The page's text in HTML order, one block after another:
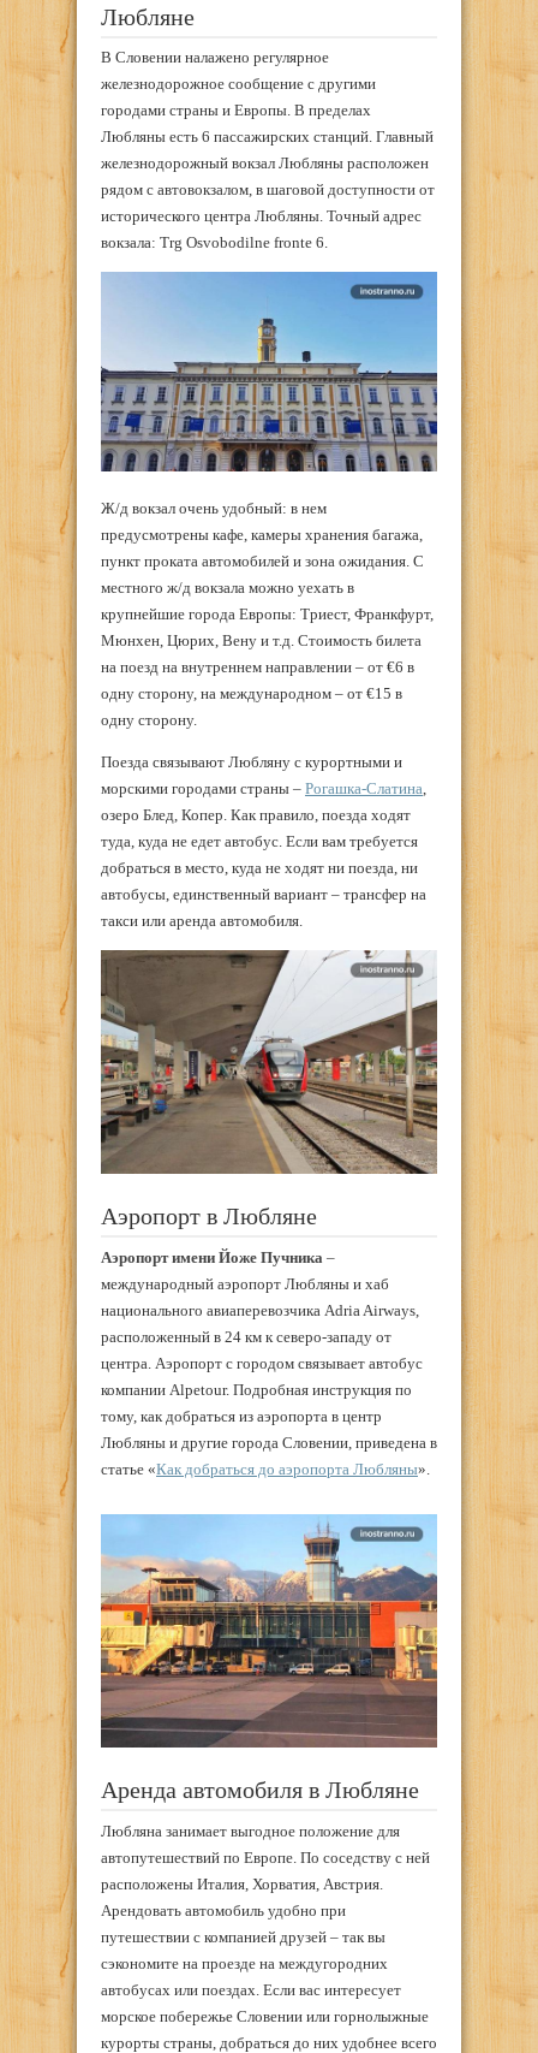
Любляне
В Словении налажено регулярное
железнодорожное сообщение с другими
городами страны и Европы. В пределах
Любляны есть 6 пассажирских станций. Главный
железнодорожный вокзал Любляны расположен
рядом с автовокзалом, в шаговой доступности от
исторического центра Любляны. Точный адрес
вокзала: Trg Osvobodilne fronte 6.
Ж/д вокзал очень удобный: в нем
предусмотрены кафе, камеры хранения багажа,
пункт проката автомобилей и зона ожидания. С
местного ж/д вокзала можно уехать в
крупнейшие города Европы: Триест, Франкфурт,
Мюнхен, Цюрих, Вену и т.д. Стоимость билета
на поезд на внутреннем направлении – от €6 в
одну сторону, на международном – от €15 в
одну сторону.
Поезда связывают Любляну с курортными и
морскими городами страны – Рогашка-Слатина
озеро Блед, Копер. Как правило, поезда ходят
туда, куда не едет автобус. Если вам требуется
добраться в место, куда не ходят ни поезда, ни
автобусы, единственный вариант – трансфер на
такси или аренда автомобиля.
Аэропорт в Любляне
Аэропорт имени Йоже Пучника –
международный аэропорт Любляны и хаб
национального авиаперевозчика Adria Airways,
расположенный в 24 км к северо-западу от
центра. Аэропорт с городом связывает автобус
компании Alpetour. Подробная инструкция по
тому, как добраться из аэропорта в центр
Любляны и другие города Словении, приведена в
статье «Как добраться до аэропорта Любляны».
Аренда автомобиля в Любляне
Любляна занимает выгодное положение для
автопутешествий по Европе. По соседству с ней
расположены Италия, Хорватия, Австрия.
Арендовать автомобиль удобно при
путешествии с компанией друзей – так вы
сэкономите на проезде на междугородних
автобусах или поездах. Если вас интересует
морское побережье Словении или горнолыжные
курорты страны, добраться до них удобнее всего